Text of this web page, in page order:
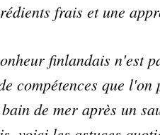
frais et une
finlandais n'est
compétences que
de mer après un